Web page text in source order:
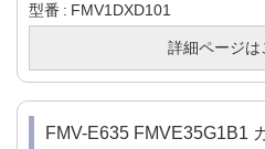
型番
FMV1DXD101
詳細ページは
FMV-E635 FMVE35G1B1